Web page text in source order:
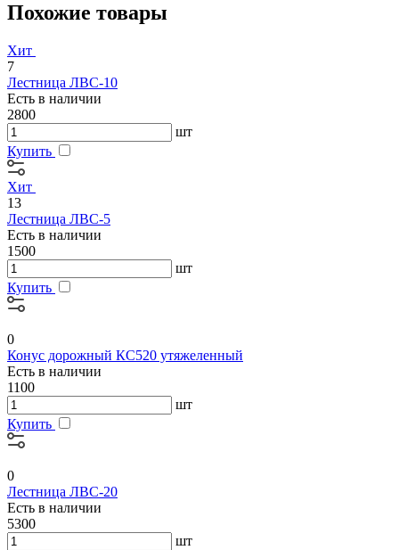
Похожие товары
Хит
7
Лестница ЛВС-10
Есть в наличии
2800
шт
Купить
Хит
13
Лестница ЛВС-5
Есть в наличии
1500
шт
Купить
0
Конус дорожный КС520 утяжеленный
Есть в наличии
1100
шт
Купить
0
Лестница ЛВС-20
Есть в наличии
5300
шт